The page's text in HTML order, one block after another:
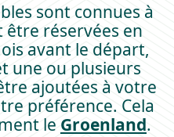
sont connues à
être réservées en
avant le départ,
une ou plusieurs
ajoutées à votre
préférence. Cela
le Groenland.